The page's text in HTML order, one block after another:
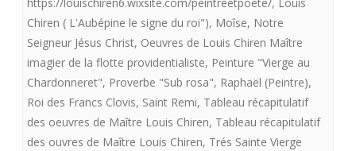
aux
royalistes
“L’Aubépine,
signe
https://louischiren6.wixsite.com/peintreetpoete/, Louis
Chiren ( L'Aubépine le signe du roi"), Moîse, Notre
Seigneur Jésus Christ, Oeuvres de Louis Chiren Maître
imagier de la flotte providentialiste, Peinture "Vierge au
Chardonneret", Proverbe "Sub rosa", Raphaël (Peintre),
Roi des Francs Clovis, Saint Remi, Tableau récapitulatif
des oeuvres de Maître Louis Chiren, Tableau récapitulatif
des ouvres de Maître Louis Chiren, Trés Sainte Vierge